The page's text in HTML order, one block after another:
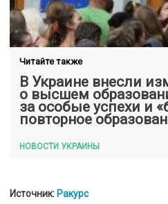
Читайте также
В Украине внесли
о высшем
за особые успехи и
повторное
НОВОСТИ УКРАИНЫ
Источник: Ракурс